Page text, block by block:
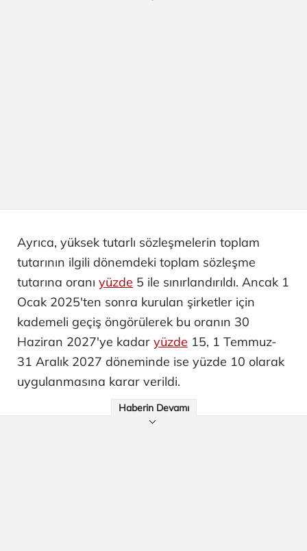
Ayrıca, yüksek tutarlı sözleşmelerin toplam
tutarının ilgili dönemdeki toplam sözleşme
tutarına oranı yüzde 5 ile sınırlandırıldı. Ancak 1
Ocak 2025'ten sonra kurulan şirketler için
kademeli geçiş öngörülerek bu oranın 30
Haziran 2027'ye kadar yüzde 15, 1 Temmuz-
31 Aralık 2027 döneminde ise yüzde 10 olarak
uygulanmasına karar verildi.
Haberin Devamı